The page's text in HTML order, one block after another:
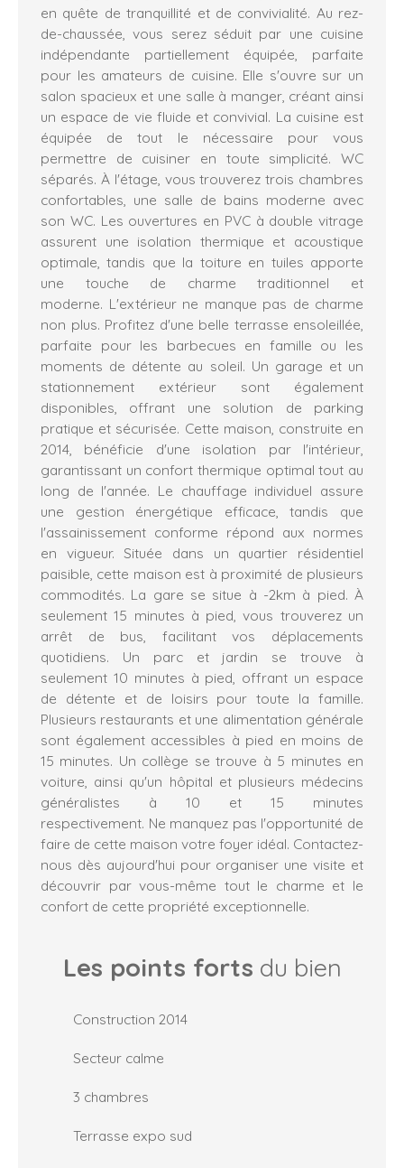
en quête de tranquillité et de convivialité. Au rez-
de-chaussée, vous serez séduit par une cuisine
indépendante partiellement équipée, parfaite
pour les amateurs de cuisine. Elle s'ouvre sur un
salon spacieux et une salle à manger, créant ainsi
un espace de vie fluide et convivial. La cuisine est
équipée de tout le nécessaire pour vous
permettre de cuisiner en toute simplicité. WC
séparés. À l'étage, vous trouverez trois chambres
confortables, une salle de bains moderne avec
son WC. Les ouvertures en PVC à double vitrage
assurent une isolation thermique et acoustique
optimale, tandis que la toiture en tuiles apporte
une touche de charme traditionnel et
moderne. L'extérieur ne manque pas de charme
non plus. Profitez d'une belle terrasse ensoleillée,
parfaite pour les barbecues en famille ou les
moments de détente au soleil. Un garage et un
stationnement extérieur sont également
disponibles, offrant une solution de parking
pratique et sécurisée. Cette maison, construite en
2014, bénéficie d'une isolation par l'intérieur,
garantissant un confort thermique optimal tout au
long de l'année. Le chauffage individuel assure
une gestion énergétique efficace, tandis que
l'assainissement conforme répond aux normes
en vigueur. Située dans un quartier résidentiel
paisible, cette maison est à proximité de plusieurs
commodités. La gare se situe à -2km à pied. À
seulement 15 minutes à pied, vous trouverez un
arrêt de bus, facilitant vos déplacements
quotidiens. Un parc et jardin se trouve à
seulement 10 minutes à pied, offrant un espace
de détente et de loisirs pour toute la famille.
Plusieurs restaurants et une alimentation générale
sont également accessibles à pied en moins de
15 minutes. Un collège se trouve à 5 minutes en
voiture, ainsi qu'un hôpital et plusieurs médecins
généralistes à 10 et 15 minutes
respectivement. Ne manquez pas l'opportunité de
faire de cette maison votre foyer idéal. Contactez-
nous dès aujourd'hui pour organiser une visite et
découvrir par vous-même tout le charme et le
confort de cette propriété exceptionnelle.
Les points forts du bien
Construction 2014
Secteur calme
3 chambres
Terrasse expo sud